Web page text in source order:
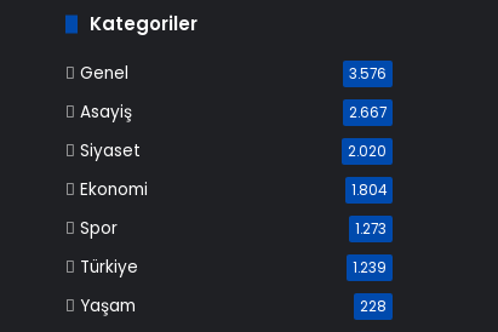
Kategoriler
Genel 3.576
Asayiş 2.667
Siyaset 2.020
Ekonomi 1.804
Spor 1.273
Türkiye 1.239
Yaşam 228